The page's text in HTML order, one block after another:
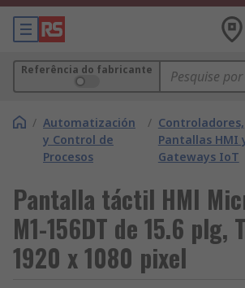
Referência do fabricante
/ Automatización
y Control de
Procesos
/ Controladores,
Pantallas HMI
Gateways IoT
Pantalla táctil HMI
M1-156DT de 15.6 plg,
1920 x 1080 pixel